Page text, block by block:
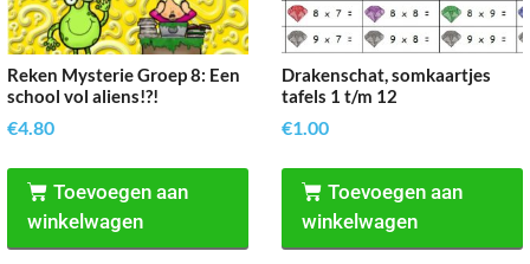
Reken Mysterie Groep 8: Een
school vol aliens!?!
€4.80
Toevoegen aan
winkelwagen
Drakenschat, somkaartjes
tafels 1 t/m 12
€1.00
Toevoegen aan
winkelwagen